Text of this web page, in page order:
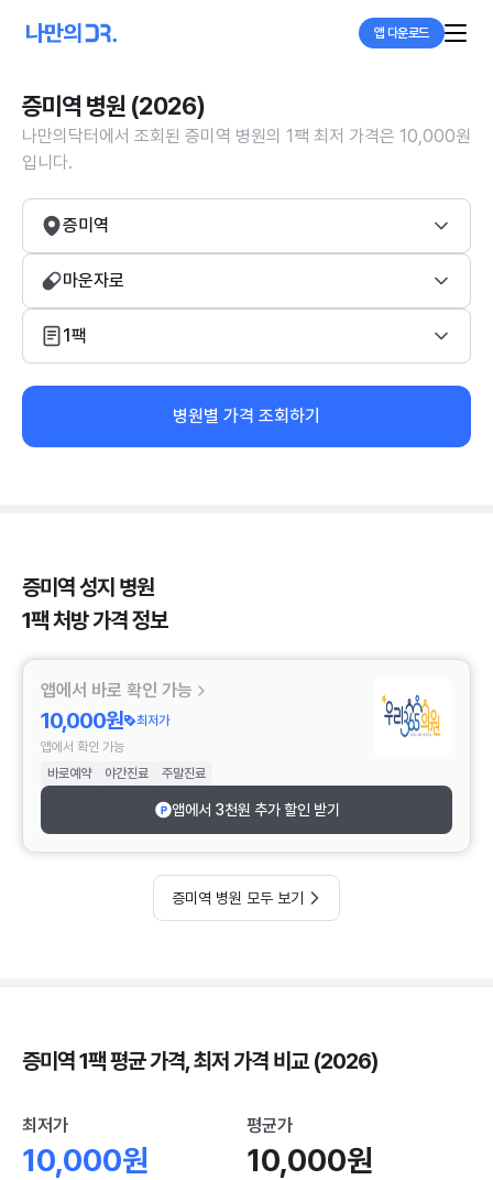
앱 다운로드
증미역 병원 (2026)
나만의닥터에서 조회된 증미역 병원의 1팩 최저 가격은 10,000원
입니다.
증미역
마운자로
1팩
병원별 가격 조회하기
증미역 성지 병원
1팩 처방 가격 정보
앱에서 바로 확인 가능
10,000원
최저가
앱에서 확인 가능
바로예약
야간진료 주말진료
앱에서 3천원 추가 할인 받기
증미역 병원 모두 보기
증미역 1팩 평균 가격, 최저 가격 비교 (2026)
최저가
10,000원
평균가
10,000원